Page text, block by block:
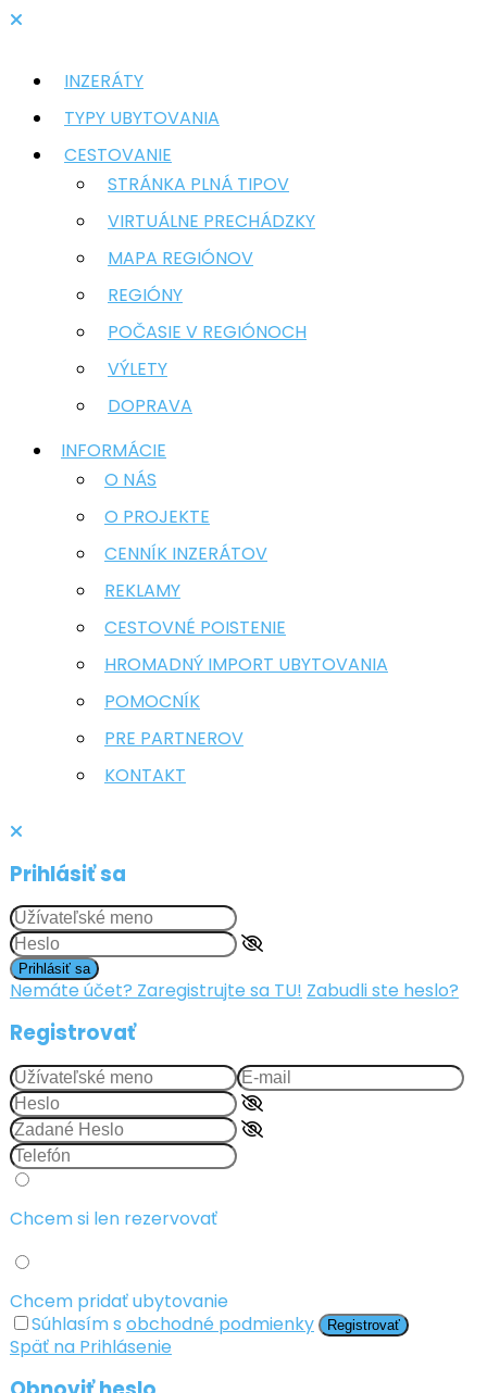
INZERÁTY
TYPY UBYTOVANIA
CESTOVANIE
STRÁNKA PLNÁ TIPOV
VIRTUÁLNE PRECHÁDZKY
MAPA REGIÓNOV
REGIÓNY
POČASIE V REGIÓNOCH
VÝLETY
DOPRAVA
INFORMÁCIE
O NÁS
O PROJEKTE
CENNÍK INZERÁTOV
REKLAMY
CESTOVNÉ POISTENIE
HROMADNÝ IMPORT UBYTOVANIA
POMOCNÍK
PRE PARTNEROV
KONTAKT
Prihlásiť sa
Prihlásiť sa
Nemáte účet? Zaregistrujte sa TU! Zabudli ste heslo?
Registrovať
Chcem si len rezervovať
Chcem pridať ubytovanie
Súhlasím s obchodné podmienky Registrovať
Späť na Prihlásenie